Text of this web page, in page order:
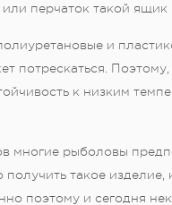
перчаток такой
и
потрескаться.
к низким
рыболовы
такое изделие,
поэтому и сегодня